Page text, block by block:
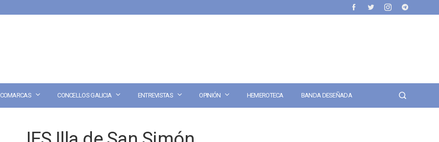
COMARCAS CONCELLOS GALICIA ENTREVISTAS OPINIÓN HEMEROTECA BANDA DESEÑADA